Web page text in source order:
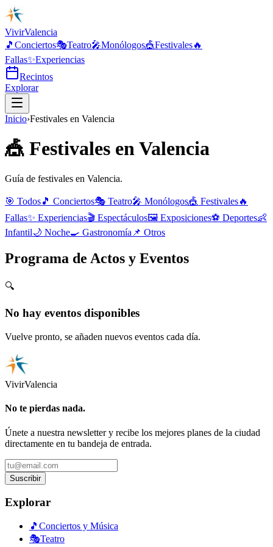
VivirValencia
🎵 Conciertos🎭Teatro🎤Monólogos🎪Festivales🔥
Fallas✨Experiencias
Recintos
Explorar
Inicio›Festivales en Valencia
🎪 Festivales enValencia
Guía de festivales en Valencia.
🎯 Todos🎵 Conciertos🎭 Teatro🎤 Monólogos🎪 Festivales🔥
Fallas✨ Experiencias🎬 Espectáculos🖼️ Exposiciones⚽ Deportes👶
Infantil🌙 Noche🍳 Gastronomía 📌 Otros
Programa de Actos y Eventos
🔍
No hay eventos disponibles
Vuelve pronto, se añaden nuevos eventos cada día.
VivirValencia
No te pierdas nada.
Únete a nuestra newsletter y recibe los mejores planes de la ciudad
directamente en tu bandeja de entrada.
Suscribir
Explorar
🎵 Conciertos y Música
🎭Teatro